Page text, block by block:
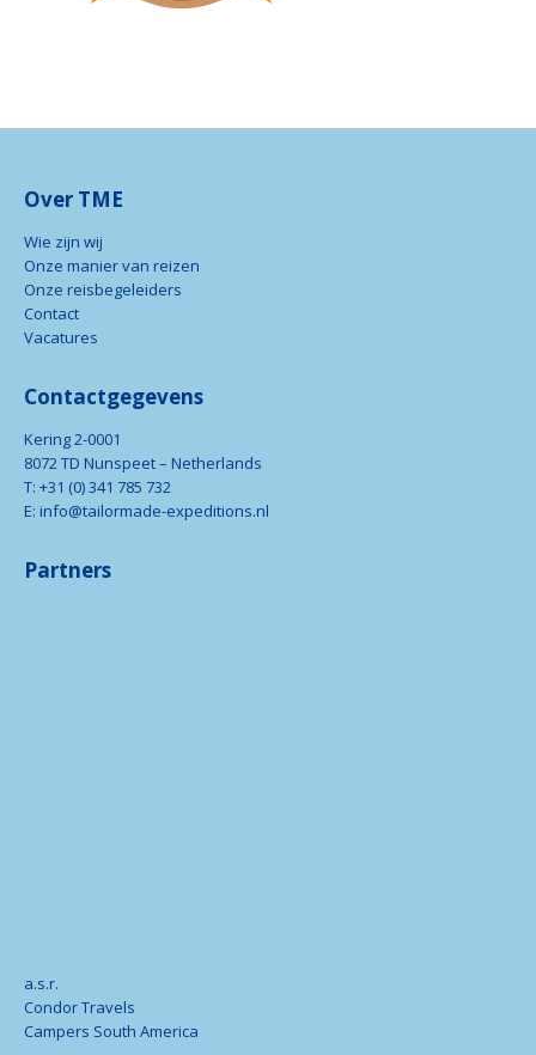
Over TME
Wie zijn wij
Onze manier van reizen
Onze reisbegeleiders
Contact
Vacatures
Contactgegevens
Kering 2-0001
8072 TD Nunspeet – Netherlands
T: +31 (0) 341 785 732
E: info@tailormade-expeditions.nl
Partners
a.s.r.
Condor Travels
Campers South America